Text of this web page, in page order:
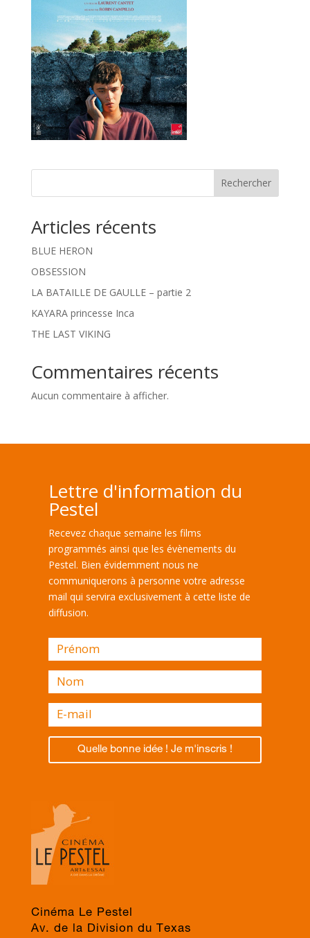
Rechercher
Articles récents
BLUE HERON
OBSESSION
LA BATAILLE DE GAULLE – partie 2
KAYARA princesse Inca
THE LAST VIKING
Commentaires récents
Aucun commentaire à afficher.
Lettre d'information du
Pestel
Recevez chaque semaine les films
programmés ainsi que les évènements du
Pestel. Bien évidemment nous ne
communiquerons à personne votre adresse
mail qui servira exclusivement à cette liste de
diffusion.
Quelle bonne idée ! Je m'inscris !
Cinéma Le Pestel
Av. de la Division du Texas